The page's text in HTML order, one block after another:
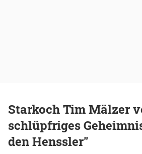
Starkoch Tim Mälzer
schlüpfriges
den Henssler"